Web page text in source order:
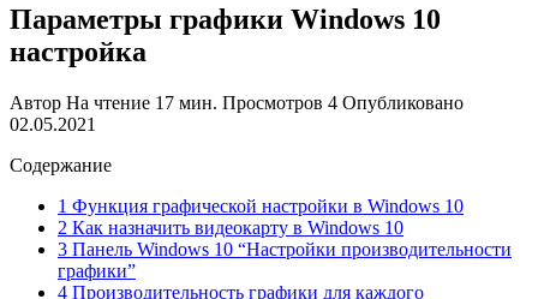
Параметры графики Windows 10
настройка
Автор На чтение 17 мин. Просмотров 4 Опубликовано
02.05.2021
Содержание
1 Функция графической настройки в Windows 10
2 Как назначить видеокарту в Windows 10
3 Панель Windows 10 “Настройки производительности
графики”
4 Производительность графики для каждого